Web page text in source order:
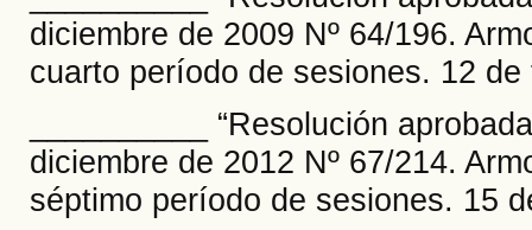
diciembre de 2009 Nº 64/196.
cuarto período de sesiones. 12
__________ “Resolución
diciembre de 2012 Nº 67/214.
séptimo período de sesiones. 15